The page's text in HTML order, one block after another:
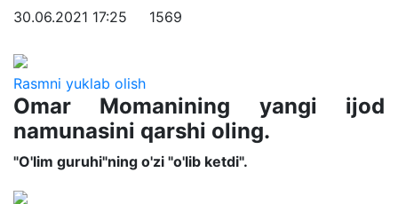
30.06.2021 17:25 1569
Rasmni yuklab olish
Omar Momanining yangi ijod
namunasini qarshi oling.
"O'lim guruhi"ning o'zi "o'lib ketdi".